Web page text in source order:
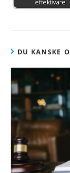
effektivare
DU KANSKE